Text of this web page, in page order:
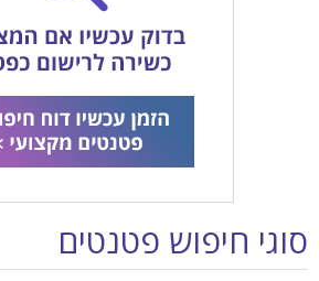
סוגי חיפוש פטנטים